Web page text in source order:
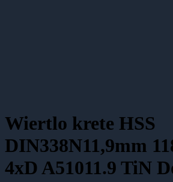
Wiertlo krete HSS
DIN338N11,9mm
4xD A51011.9 TiN